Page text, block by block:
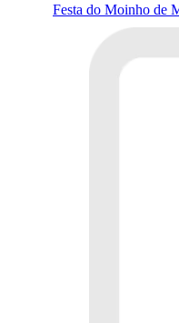
Festa do Moinho de